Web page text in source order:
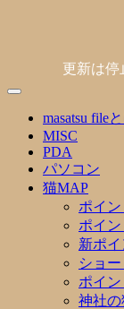
更新は停
masatsu file
MISC
PDA
パソコン
猫MAP
ポイ
ポイ
新ポ
ショ
ポイ
神社の